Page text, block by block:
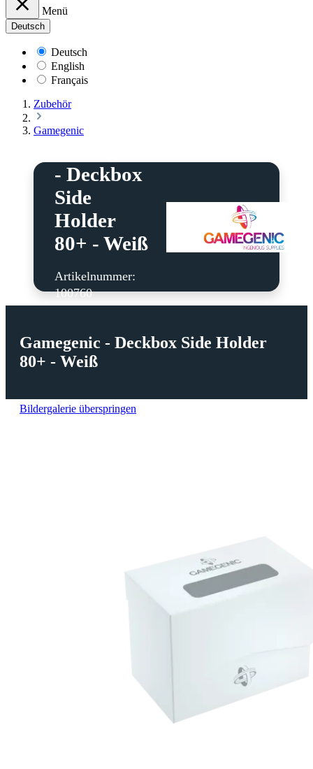
Menü
Deutsch
Deutsch
English
Français
Zubehör
Gamegenic
- Deckbox
Side
Holder
80+ - Weiß
Artikelnummer:
100760
Gamegenic - Deckbox Side Holder
80+ - Weiß
Bildergalerie überspringen